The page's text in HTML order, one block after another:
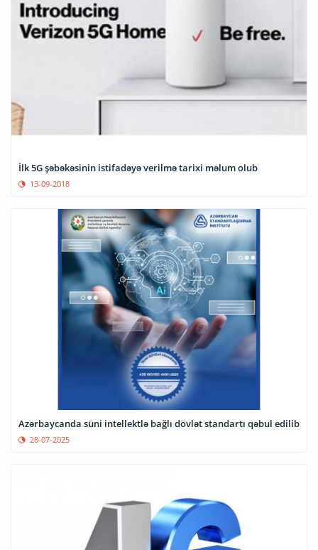
İlk 5G şəbəkəsinin istifadəyə verilmə tarixi məlum olub
13-09-2018
Azərbaycanda süni intellektlə bağlı dövlət standartı qəbul edilib
28-07-2025